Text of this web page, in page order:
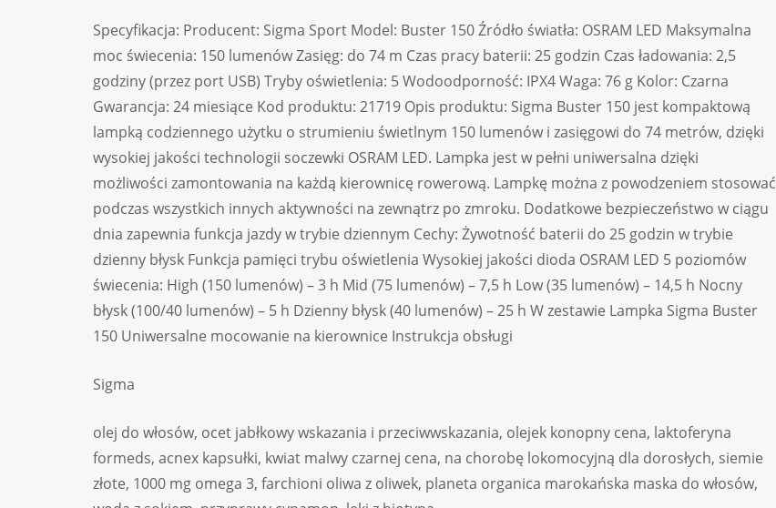
Specyfikacja: Producent: Sigma Sport Model: Buster 150 Źródło światła: OSRAM LED Maksymalna
moc świecenia: 150 lumenów Zasięg: do 74 m Czas pracy baterii: 25 godzin Czas ładowania: 2,5
godziny (przez port USB) Tryby oświetlenia: 5 Wodoodporność: IPX4 Waga: 76 g Kolor: Czarna
Gwarancja: 24 miesiące Kod produktu: 21719 Opis produktu: Sigma Buster 150 jest kompaktową
lampką codziennego użytku o strumieniu świetlnym 150 lumenów i zasięgowi do 74 metrów, dzięki
wysokiej jakości technologii soczewki OSRAM LED. Lampka jest w pełni uniwersalna dzięki
możliwości zamontowania na każdą kierownicę rowerową. Lampkę można z powodzeniem stosować
podczas wszystkich innych aktywności na zewnątrz po zmroku. Dodatkowe bezpieczeństwo w ciągu
dnia zapewnia funkcja jazdy w trybie dziennym Cechy: Żywotność baterii do 25 godzin w trybie
dzienny błysk Funkcja pamięci trybu oświetlenia Wysokiej jakości dioda OSRAM LED 5 poziomów
świecenia: High (150 lumenów) – 3 h Mid (75 lumenów) – 7,5 h Low (35 lumenów) – 14,5 h Nocny
błysk (100/40 lumenów) – 5 h Dzienny błysk (40 lumenów) – 25 h W zestawie Lampka Sigma Buster
150 Uniwersalne mocowanie na kierownice Instrukcja obsługi
Sigma
olej do włosów, ocet jabłkowy wskazania i przeciwwskazania, olejek konopny cena, laktoferyna
formeds, acnex kapsułki, kwiat malwy czarnej cena, na chorobę lokomocyjną dla dorosłych, siemie
złote, 1000 mg omega 3, farchioni oliwa z oliwek, planeta organica marokańska maska do włosów,